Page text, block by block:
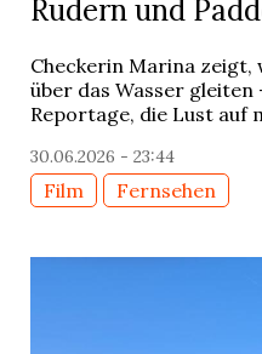
Rudern und
Checkerin Marina zeigt,
über das Wasser
Reportage, die Lust auf
30.06.2026 - 23:44
Film Fernsehen